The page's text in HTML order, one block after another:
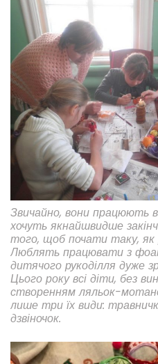
Звичайно, вони працюють в
хочуть якнайшвидше
того, щоб почати таку, як
Люблять працювати з
дитячого рукоділля дуже
Цього року всі діти, без
створенням ляльок-
лише три їх види:
дзвіночок.